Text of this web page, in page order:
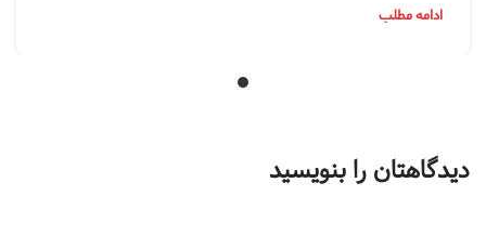
ادامه مطلب
دیدگاهتان را بنویسید